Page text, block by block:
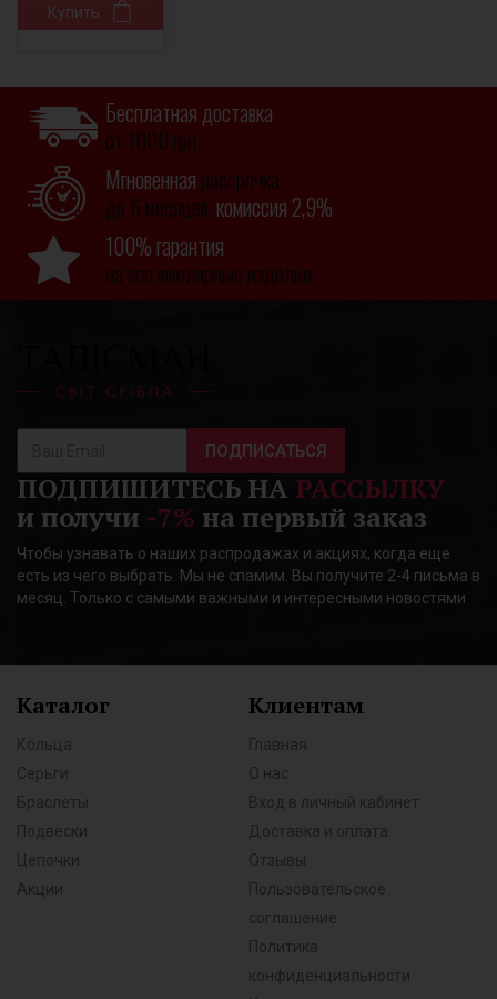
Купить
Бесплатная доставка
от 1000 грн.
Мгновенная рассрочка
до 6 месяцев, комиссия 2,9%
100% гарантия
на все ювелирные изделия
ПОДПИСАТЬСЯ
ПОДПИШИТЕСЬ НА РАССЫЛКУ
и получи -7% на первый заказ
Чтобы узнавать о наших распродажах и акциях, когда еще
есть из чего выбрать. Мы не спамим. Вы получите 2-4 письма в
месяц. Только с самыми важными и интересными новостями
Каталог
Кольца
Серьги
Браслеты
Подвески
Цепочки
Акции
Клиентам
Главная
О нас
Вход в личный кабинет
Доставка и оплата
Отзывы
Пользовательское
соглашение
Политика
конфиденциальности